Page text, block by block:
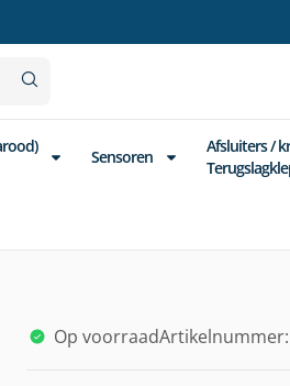
Sensoren
Afsluiters /
Op voorraadArtikelnummer: